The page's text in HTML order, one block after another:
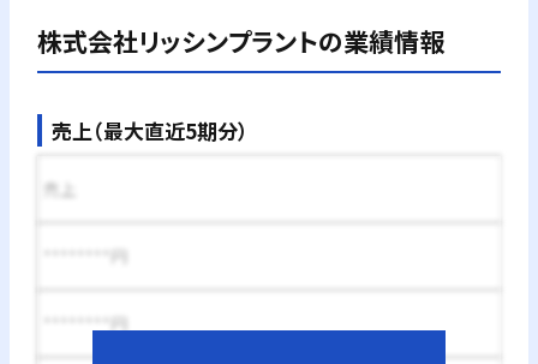
株式会社リッシンプラントの業績情報
売上（最大直近5期分）
売上
********円
********円